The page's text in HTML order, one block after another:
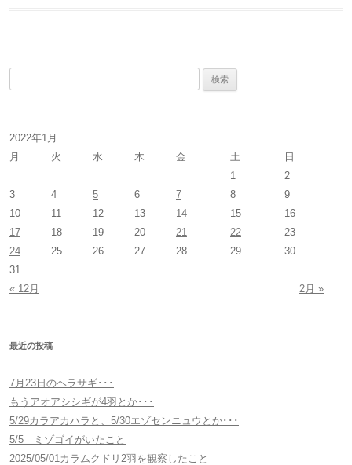
2022年1月
月
火 水 木 金 土 日
« 12月 2月 »
1
2
3
4 5 6 7 8
9
10
11 12 13 14 15
16
17
18 19 20 21 22
23
24
25 26 27 28 29
30
31
最近の投稿
7月23日のヘラサギ･･･
もうアオアシシギが4羽とか･･･
5/29カラアカハラと、5/30エゾセンニュウとか･･･
5/5 ミゾゴイがいたこと
2025/05/01カラムクドリ2羽を観察したこと